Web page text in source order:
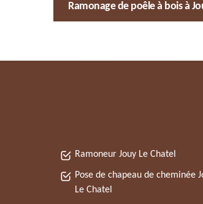
Ramonage de poêle à bois à
Ramoneur Jouy Le Chatel
Pose de chapeau de cheminée
Le Chatel